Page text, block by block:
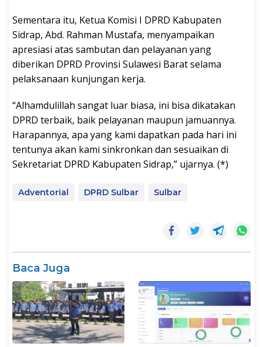
Sementara itu, Ketua Komisi I DPRD Kabupaten
Sidrap, Abd. Rahman Mustafa, menyampaikan
apresiasi atas sambutan dan pelayanan yang
diberikan DPRD Provinsi Sulawesi Barat selama
pelaksanaan kunjungan kerja.
“Alhamdulillah sangat luar biasa, ini bisa dikatakan
DPRD terbaik, baik pelayanan maupun jamuannya.
Harapannya, apa yang kami dapatkan pada hari ini
tentunya akan kami sinkronkan dan sesuaikan di
Sekretariat DPRD Kabupaten Sidrap,” ujarnya. (*)
Adventorial DPRD Sulbar Sulbar
Baca Juga